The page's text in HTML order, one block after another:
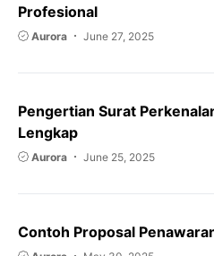
Profesional
Aurora June 27, 2025
Pengertian Surat
Lengkap
Aurora June 25, 2025
Contoh Proposal